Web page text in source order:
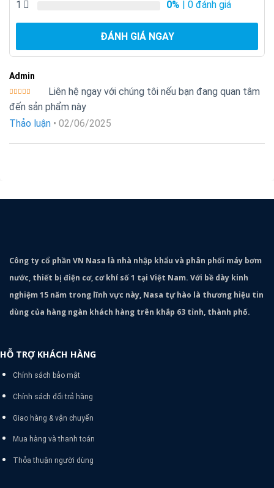
1
0% | 0 đánh giá
ĐÁNH GIÁ NGAY
Admin
Được xếp
hạng 55
Liên hệ ngay với chúng tôi nếu bạn đang quan tâm
đến sản phẩm này
Thảo luận • 02/06/2025
Công ty cổ phần VN Nasa là nhà nhập khẩu và phân phối máy bơm
nước, thiết bị điện cơ, cơ khí số 1 tại Việt Nam. Với bề dày kinh
nghiệm 15 năm trong lĩnh vực này, Nasa tự hào là thương hiệu tin
dùng của hàng ngàn khách hàng trên khắp 63 tỉnh, thành phố.
HỖ TRỢ KHÁCH HÀNG
Chính sách bảo mật
Chính sách đổi trả hàng
Giao hàng & vận chuyển
Mua hàng và thanh toán
Thỏa thuận người dùng